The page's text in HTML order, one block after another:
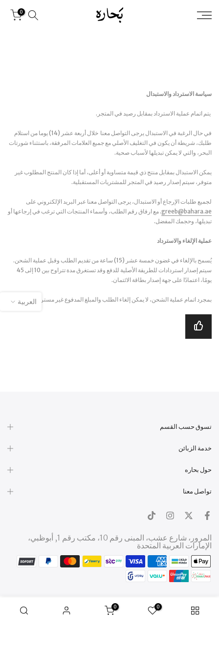
to
0
سياسة الاسترداد والاستبدال
يتم اتمام عملية الاسترداد بمقابل رصيد في المتجر.
في حال الرغبة في الاستبدال يرجى التواصل معنا خلال أربعة عشر (14) يوما من استلام
طلبك، شريطة أن يكون في التغليف الأصلي مع جميع العلامات المرفقة، باستثناء شورتات
البحر، والتي لا يمكن تبديلها لأسباب صحية.
يمكن الاستبدال بمقابل منتج ذي قيمة متساوية أو أعلى، أما إذا كان المنتج المطلوب غير
متوفر، سيتم إصدار رصيد في المتجر للمشتريات المستقبلية.
لجميع طلبات الإرجاع أو الاستبدال، يرجى التواصل معنا عبر البريد الإلكتروني على
greeb@bahara.ae. مع ارفاق رقم الطلب، وأسماء المنتجات التي ترغب في إرجاعها أو
تبديلها، وحجمك المفضل.
عملية الإلغاء والاسترداد
يُسمح بالإلغاء في غضون خمسة عشر (15) ساعة من تقديم الطلب وقبل عملية الشحن.
سيتم إصدار استردادات للطريقة الأصلية للدفع وقد تستغرق مدة تتراوح بين 10 إلى 45
يومًا، اعتمادًا على جهة إصدار بطاقة الائتمان.
بمجرد اتمام عملية الشحن، لا يمكن إلغاء الطلب والمبلغ المدفوع غير مسترد.
تسوق حسب القسم
خدمة الزبائن
حول بحاره
تواصل معنا
المرور، شارع عشب، المبنى رقم 10، مكتب رقم 1, أبوظبي،
الإمارات العربية المتحدة
Copyright © 2026 Bahara
all rights reserved.
العربية
0
0